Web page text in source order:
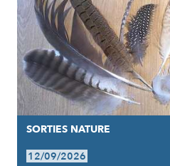
SORTIES NATURE
12/09/2026